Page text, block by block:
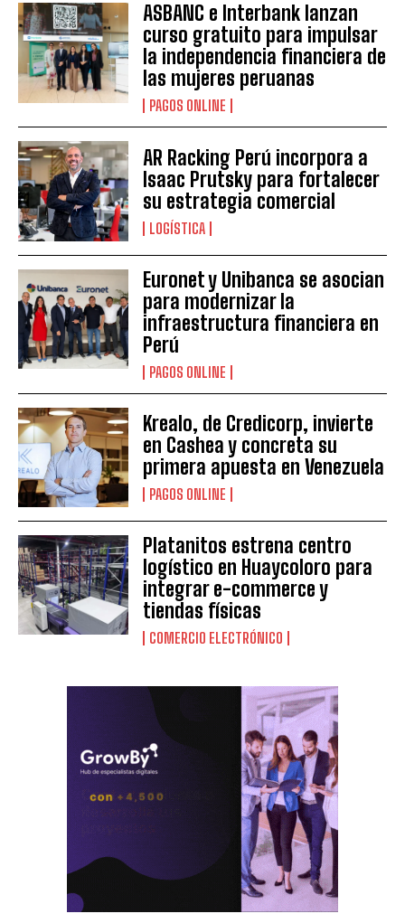
ASBANC e Interbank lanzan
curso gratuito para impulsar
la independencia financiera de
las mujeres peruanas
PAGOS ONLINE
AR Racking Perú incorpora a
Isaac Prutsky para fortalecer
su estrategia comercial
LOGÍSTICA
Euronet y Unibanca se asocian
para modernizar la
infraestructura financiera en
Perú
PAGOS ONLINE
Krealo, de Credicorp, invierte
en Cashea y concreta su
primera apuesta en Venezuela
PAGOS ONLINE
Platanitos estrena centro
logístico en Huaycoloro para
integrar e-commerce y
tiendas físicas
COMERCIO ELECTRÓNICO